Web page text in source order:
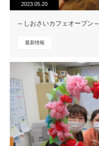
2023.05.20
～しおさいカフェオープン～
最新情報